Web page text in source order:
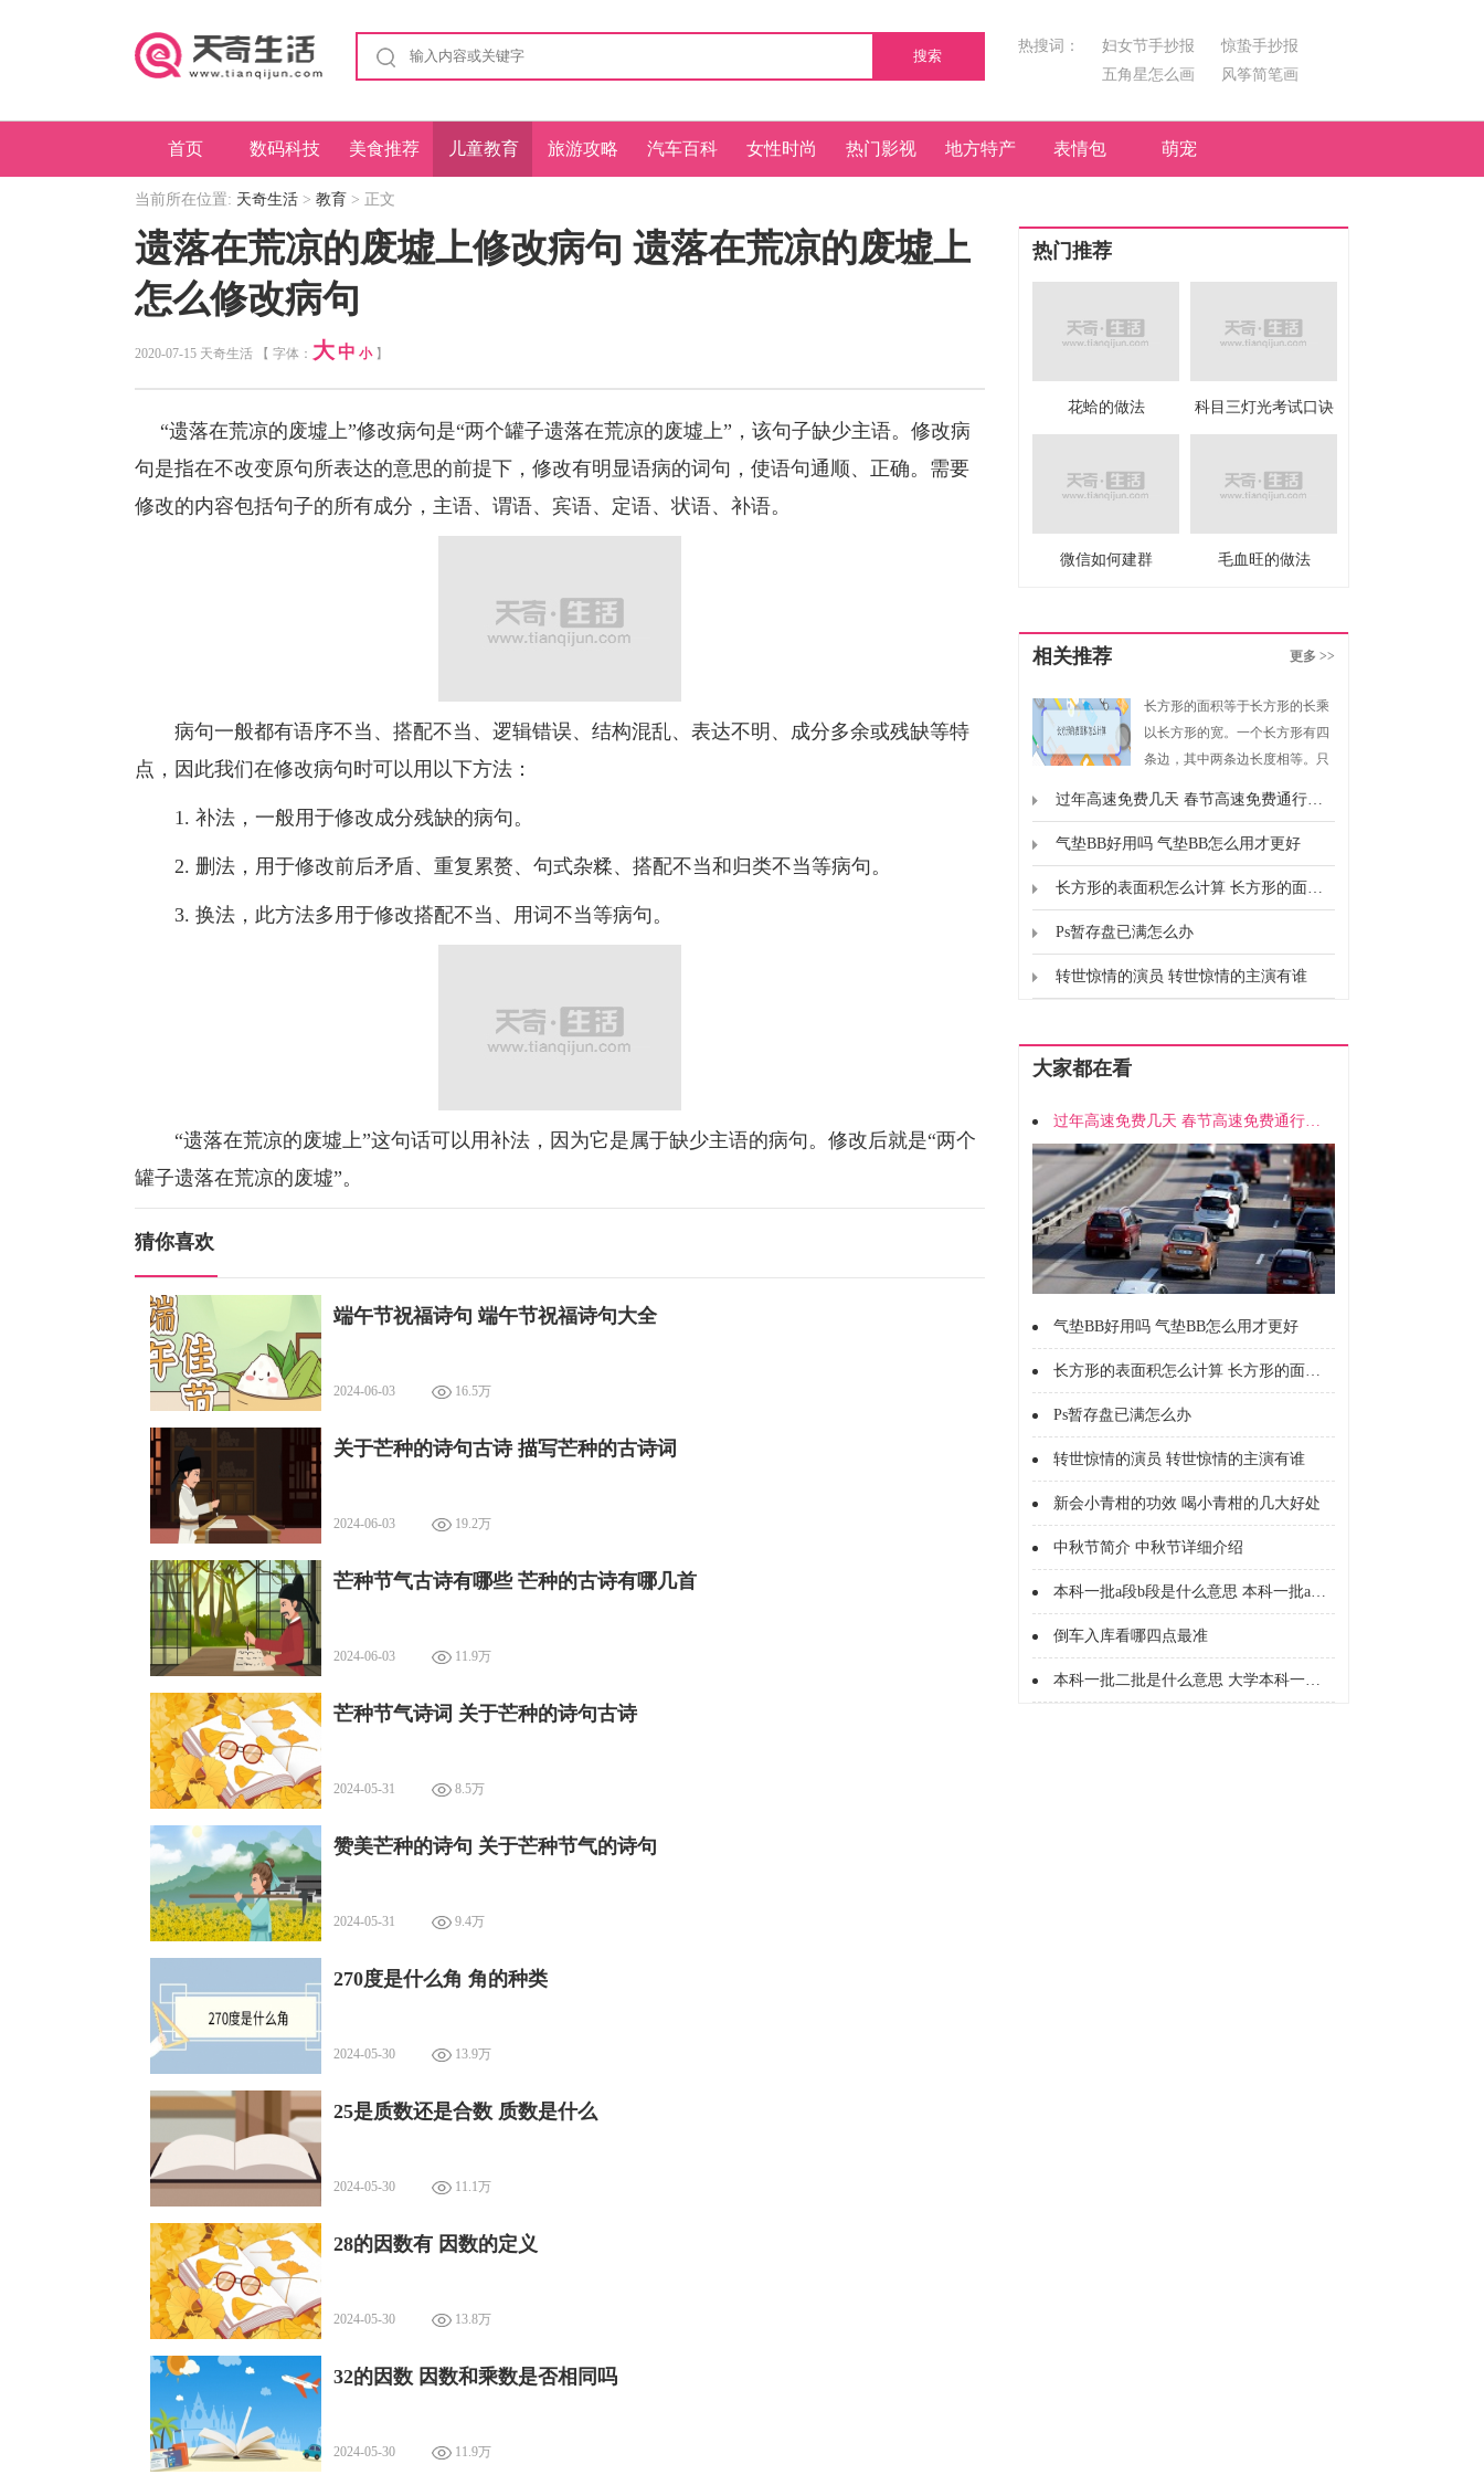
搜索
热搜词： 妇女节手抄报
惊蛰手抄报
五角星怎么画
风筝简笔画
首页 数码科技 美食推荐 儿童教育 旅游攻略 汽车百科 女性时尚 热门影视 地方特产 表情包 萌宠
当前所在位置: 天奇生活 > 教育 > 正文
遗落在荒凉的废墟上修改病句 遗落在荒凉的废墟上
怎么修改病句
2020-07-15 天奇生活 【 字体： 大 中 小】
“遗落在荒凉的废墟上”修改病句是“两个罐子遗落在荒凉的废墟上”，该句子缺少主语。修改病
句是指在不改变原句所表达的意思的前提下，修改有明显语病的词句，使语句通顺、正确。需要
修改的内容包括句子的所有成分，主语、谓语、宾语、定语、状语、补语。
病句一般都有语序不当、搭配不当、逻辑错误、结构混乱、表达不明、成分多余或残缺等特
点，因此我们在修改病句时可以用以下方法：
1. 补法，一般用于修改成分残缺的病句。
2. 删法，用于修改前后矛盾、重复累赘、句式杂糅、搭配不当和归类不当等病句。
3. 换法，此方法多用于修改搭配不当、用词不当等病句。
“遗落在荒凉的废墟上”这句话可以用补法，因为它是属于缺少主语的病句。修改后就是“两个
罐子遗落在荒凉的废墟”。
猜你喜欢
端午节祝福诗句 端午节祝福诗句大全
2024-06-03 16.5万
关于芒种的诗句古诗 描写芒种的古诗词
2024-06-03 19.2万
芒种节气古诗有哪些 芒种的古诗有哪几首
2024-06-03 11.9万
芒种节气诗词 关于芒种的诗句古诗
2024-05-31 8.5万
赞美芒种的诗句 关于芒种节气的诗句
2024-05-31 9.4万
270度是什么角 角的种类
2024-05-30 13.9万
25是质数还是合数 质数是什么
2024-05-30 11.1万
28的因数有 因数的定义
2024-05-30 13.8万
32的因数 因数和乘数是否相同吗
2024-05-30 11.9万
热门推荐
花蛤的做法 科目三灯光考试口诀
微信如何建群 毛血旺的做法
相关推荐 更多 >>
长方形的面积等于长方形的长乘
以长方形的宽。一个长方形有四
条边，其中两条边长度相等。只
果我们知道长方形的面积和长方
形的长，就可以求出长方形的
宽。
过年高速免费几天 春节高速免费通行时间
气垫BB好用吗 气垫BB怎么用才更好
长方形的表面积怎么计算 长方形的面积怎么计算的
Ps暂存盘已满怎么办
转世惊情的演员 转世惊情的主演有谁
大家都在看
过年高速免费几天 春节高速免费通行时间
气垫BB好用吗 气垫BB怎么用才更好
长方形的表面积怎么计算 长方形的面积怎么计算的
Ps暂存盘已满怎么办
转世惊情的演员 转世惊情的主演有谁
新会小青柑的功效 喝小青柑的几大好处
中秋节简介 中秋节详细介绍
本科一批a段b段是什么意思 本科一批a段b段什么意思
倒车入库看哪四点最准
本科一批二批是什么意思 大学本科一批二批是什么意思